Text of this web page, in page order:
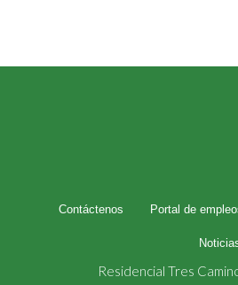
Contáctenos Portal de
Residencial Tres